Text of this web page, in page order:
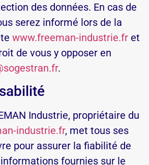
des données. En cas de
serez informé lors de la
www.freeman-industrie.fret
de vous y opposer en
.
Industrie, pro­prié­taire du
industrie.fr, met tous ses
pour as­surer la fia­bi­lité de
in­for­ma­tions four­nies sur le